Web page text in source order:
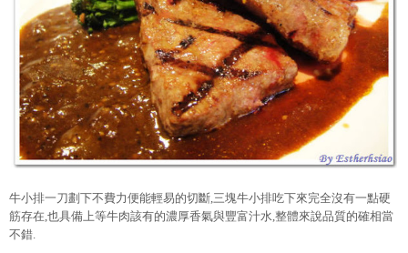
牛小排一刀劃下不費力便能輕易的切斷,三塊牛小排吃下來完全沒有一點硬
筋存在,也具備上等牛肉該有的濃厚香氣與豐富汁水,整體來說品質的確相當
不錯.